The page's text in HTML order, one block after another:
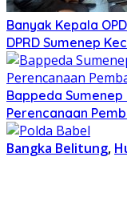
Banyak Kepala
DPRD Sumenep
Bappeda Sumenep
Perencanaan
Bangka Belitung,